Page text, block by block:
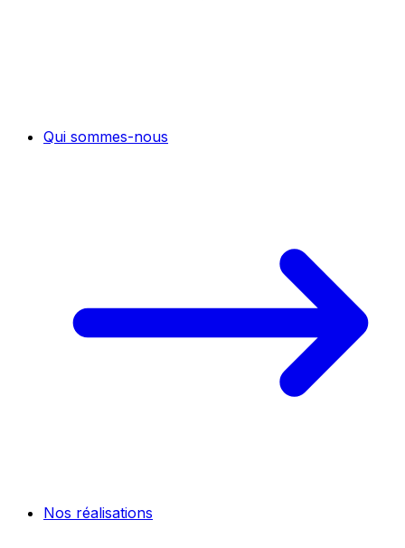
Qui sommes-nous
Nos réalisations